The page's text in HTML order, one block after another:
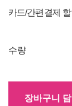
카드/간편결제
수량
장바구니